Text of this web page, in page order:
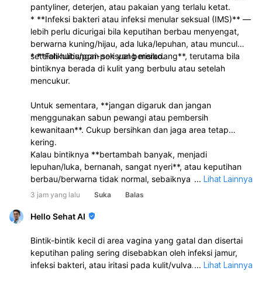
pantyliner, deterjen, atau pakaian yang terlalu ketat.
* **Infeksi bakteri atau infeksi menular seksual (IMS)** —
lebih perlu dicurigai bila keputihan berbau menyengat,
berwarna kuning/hijau, ada luka/lepuhan, atau muncul
setelah hubungan seksual berisiko.
* **Folikulitis/pori-pori yang meradang**, terutama bila
bintiknya berada di kulit yang berbulu atau setelah
mencukur.
Untuk sementara, **jangan digaruk dan jangan
menggunakan sabun pewangi atau pembersih
kewanitaan**. Cukup bersihkan dan jaga area tetap
kering.
Kalau bintiknya **bertambah banyak, menjadi
lepuhan/luka, bernanah, sangat nyeri**, atau keputihan
berbau/berwarna tidak normal, sebaiknya diperiksa
langsung oleh dokter kandungan atau dokter kulit-
... Lihat Lainnya
3 jam yang lalu Suka Balas
Hello Sehat AI
Bintik-bintik kecil di area vagina yang gatal dan disertai
keputihan paling sering disebabkan oleh infeksi jamur,
infeksi bakteri, atau iritasi pada kulit/vulva. Karena ada
... Lihat Lainnya